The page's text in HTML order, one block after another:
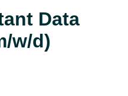
Data
w/d)